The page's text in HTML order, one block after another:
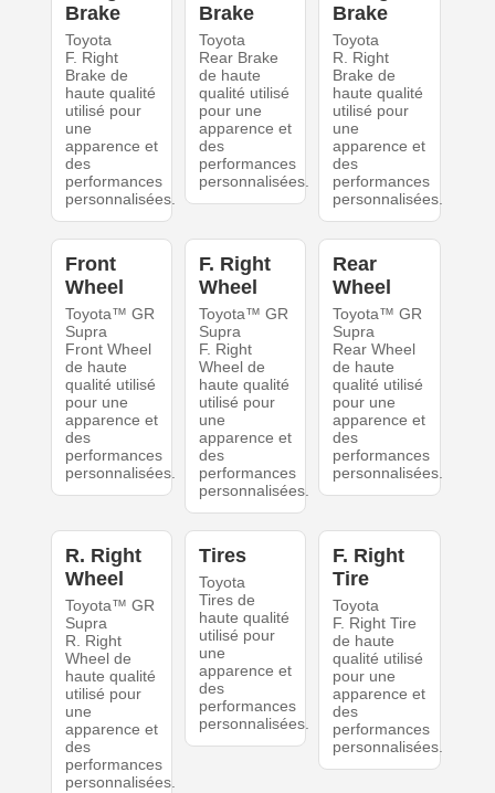
Brake
Toyota
F. Right
Brake de
haute qualité
utilisé pour
une
apparence et
des
performances
personnalisées.
Brake
Toyota
Rear Brake
de haute
qualité utilisé
pour une
apparence et
des
performances
personnalisées.
Brake
Toyota
R. Right
Brake de
haute qualité
utilisé pour
une
apparence et
des
performances
personnalisées.
Front
Wheel
Toyota™ GR
Supra
Front Wheel
de haute
qualité utilisé
pour une
apparence et
des
performances
personnalisées.
F. Right
Wheel
Toyota™ GR
Supra
F. Right
Wheel de
haute qualité
utilisé pour
une
apparence et
des
performances
personnalisées.
Rear
Wheel
Toyota™ GR
Supra
Rear Wheel
de haute
qualité utilisé
pour une
apparence et
des
performances
personnalisées.
R. Right
Wheel
Toyota™ GR
Supra
R. Right
Wheel de
haute qualité
utilisé pour
une
apparence et
des
performances
personnalisées.
Tires
Toyota
Tires de
haute qualité
utilisé pour
une
apparence et
des
performances
personnalisées.
F. Right
Tire
Toyota
F. Right Tire
de haute
qualité utilisé
pour une
apparence et
des
performances
personnalisées.